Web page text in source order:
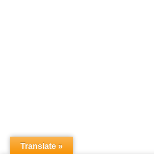
Translate »